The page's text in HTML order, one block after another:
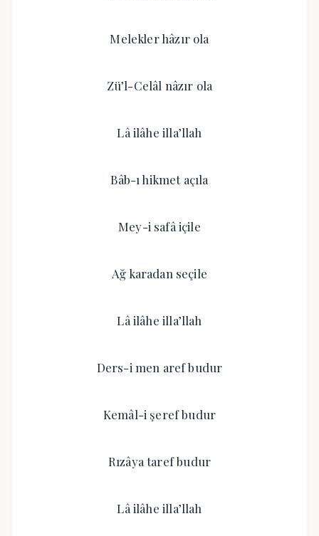
Melekler hâzır ola
Zü’l-Celâl nâzır ola
Lâ ilâhe illa’llah
Bâb-ı hikmet açıla
Mey-i safâ içile
Ağ karadan seçile
Lâ ilâhe illa’llah
Ders-i men aref budur
Kemâl-i şeref budur
Rızâya taref budur
Lâ ilâhe illa’llah